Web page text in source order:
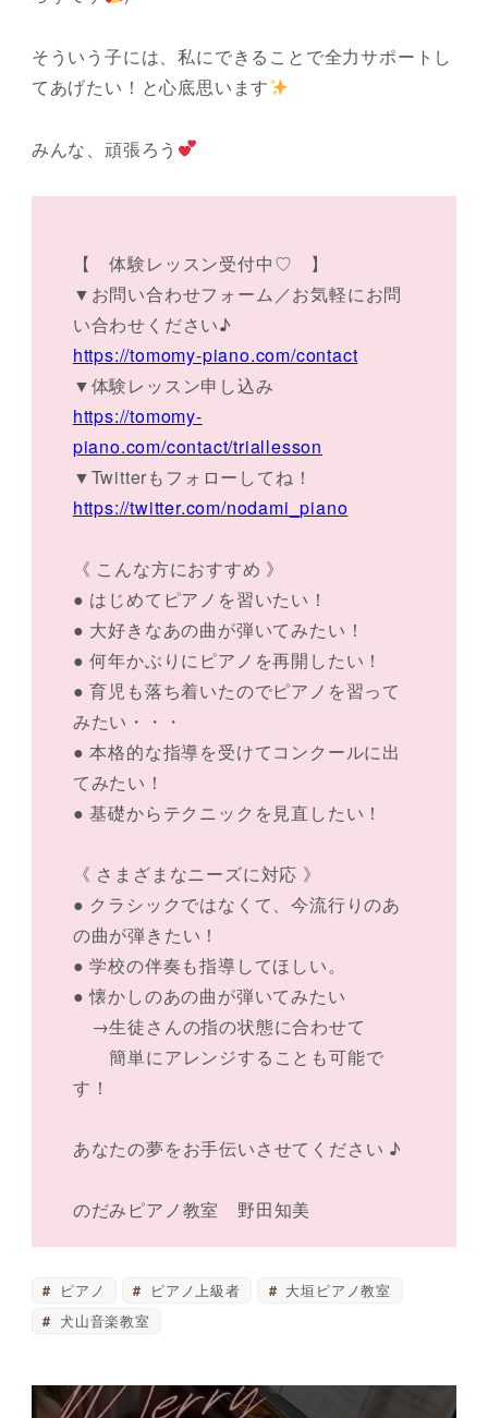
そういう子には、私にできることで全力サポートし
てあげたい！と心底思います
みんな、頑張ろう
【 体験レッスン受付中♡ 】
▼お問い合わせフォーム／お気軽にお問
い合わせください♪
https://tomomy-piano.com/contact
▼体験レッスン申し込み
https://tomomy-
piano.com/contact/triallesson
▼Twitterもフォローしてね！
https://twitter.com/nodami_piano
《 こんな方におすすめ 》
● はじめてピアノを習いたい！
● 大好きなあの曲が弾いてみたい！
● 何年かぶりにピアノを再開したい！
● 育児も落ち着いたのでピアノを習って
みたい・・・
● 本格的な指導を受けてコンクールに出
てみたい！
● 基礎からテクニックを見直したい！
《 さまざまなニーズに対応 》
● クラシックではなくて、今流行りのあ
の曲が弾きたい！
● 学校の伴奏も指導してほしい。
● 懐かしのあの曲が弾いてみたい
→生徒さんの指の状態に合わせて
簡単にアレンジすることも可能で
す！
あなたの夢をお手伝いさせてください ♪
のだみピアノ教室 野田知美
ピアノ ピアノ上級者
大垣ピアノ教室
犬山音楽教室